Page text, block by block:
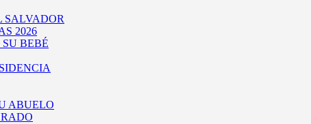
SALVADOR
2026
BEBÉ
ABUELO